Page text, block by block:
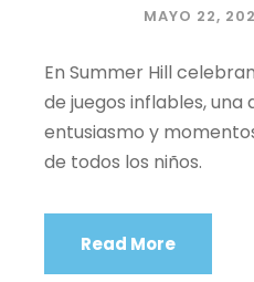
MAYO 22,
En Summer Hill
de juegos inflables,
entusiasmo y
de todos los niños.
Read More